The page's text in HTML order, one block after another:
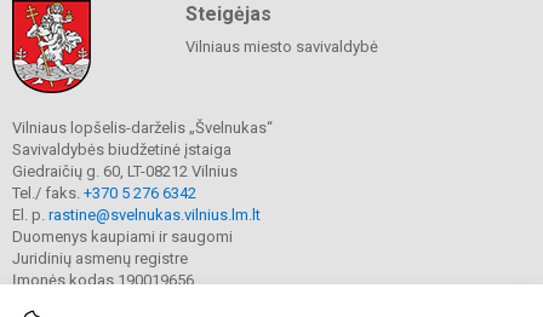
Steigėjas
Vilniaus miesto savivaldybė
Vilniaus lopšelis-darželis „Švelnukas“
Savivaldybės biudžetinė įstaiga
Giedraičių g. 60, LT-08212 Vilnius
Tel./ faks. +370 5 276 6342
El. p. rastine@svelnukas.vilnius.lm.lt
Duomenys kaupiami ir saugomi
Juridinių asmenų registre
Įmonės kodas 190019656